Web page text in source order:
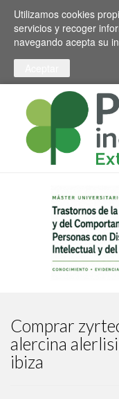
Pasar al contenido principal
Toggle high contrast
Utilizamos cookies
servicios y recoger
navegando acepta su
Comprar
alercina
ibiza